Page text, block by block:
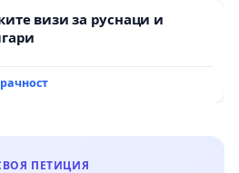
визи за руснаци и
ПЕТИЦИЯ